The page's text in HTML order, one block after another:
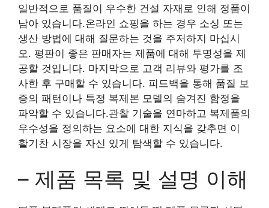
일반적으로 품질이 우수한 건설 자재로 인해 정품이
남아 있습니다.온라인 쇼핑을 하는 경우 소싱 또는
생산 방법에 대해 질문하는 것을 주저하지 마십시
오. 평판이 좋은 판매자는 제품에 대해 투명성을 제
공할 것입니다. 마지막으로 고객 리뷰와 평가를 조
사한 후 구매할 수 있습니다. 피드백을 통해 품질 보
증의 패턴이나 특정 복제본 모델의 숨겨진 함정을
파악할 수 있습니다.관찰 기술을 연마하고 복제품의
우수성을 정의하는 요소에 대한 지식을 갖추면 이
활기찬 시장을 자신 있게 탐색할 수 있습니다.
– 제품 목록 및 설명 이해